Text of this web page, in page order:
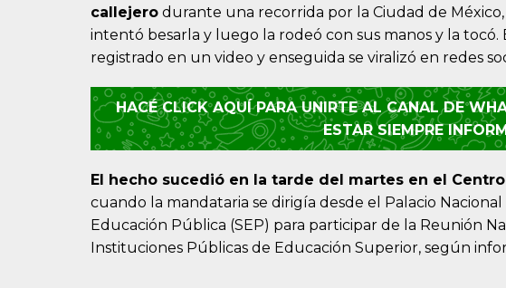
callejero durante una recorrida por la Ciudad de
intentó besarla y luego la rodeó con sus manos y la
registrado en un video y enseguida se viralizó en redes
HACÉ CLICK AQUÍ PARA UNIRTE AL CANAL DE
ESTAR SIEMPRE
El hecho sucedió en la tarde del martes en el
cuando la mandataria se dirigía desde el Palacio
Educación Pública (SEP) para participar de la Reunión
Instituciones Públicas de Educación Superior, según